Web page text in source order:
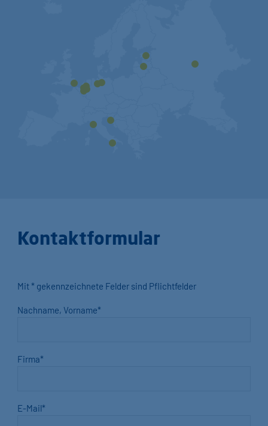
Kontaktformular
Mit * gekennzeichnete Felder sind Pflichtfelder
Nachname, Vorname*
Firma*
E-Mail*